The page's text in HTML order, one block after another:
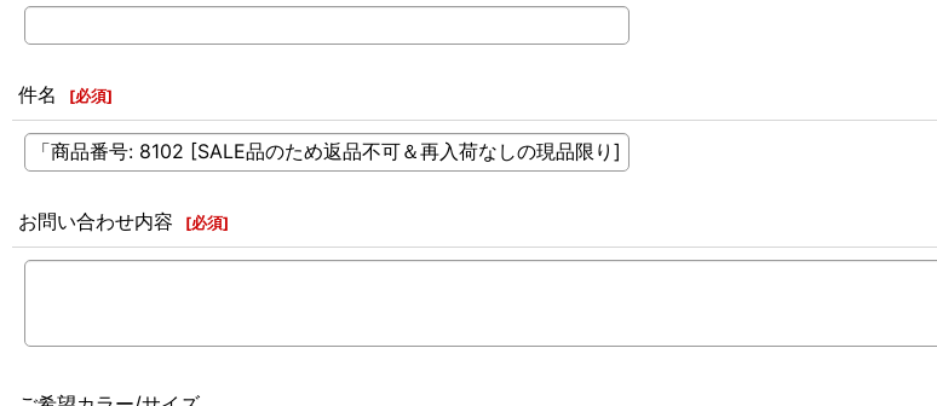
件名 [必須]
お問い合わせ内容 [必須]